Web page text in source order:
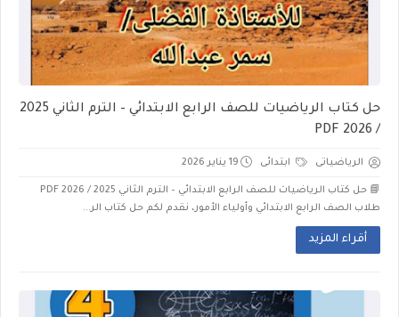
حل كتاب الرياضيات للصف الرابع الابتدائي – الترم الثاني 2025
/ 2026 PDF
الرياضياتى ابتدائى 19 يناير 2026
📘 حل كتاب الرياضيات للصف الرابع الابتدائي – الترم الثاني 2025 / 2026 PDF
طلاب الصف الرابع الابتدائي وأولياء الأمور، نقدم لكم حل كتاب الر...
أقراء المزيد